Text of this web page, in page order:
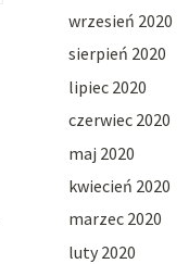
wrzesień 2020
sierpień 2020
lipiec 2020
czerwiec 2020
maj 2020
kwiecień 2020
marzec 2020
luty 2020